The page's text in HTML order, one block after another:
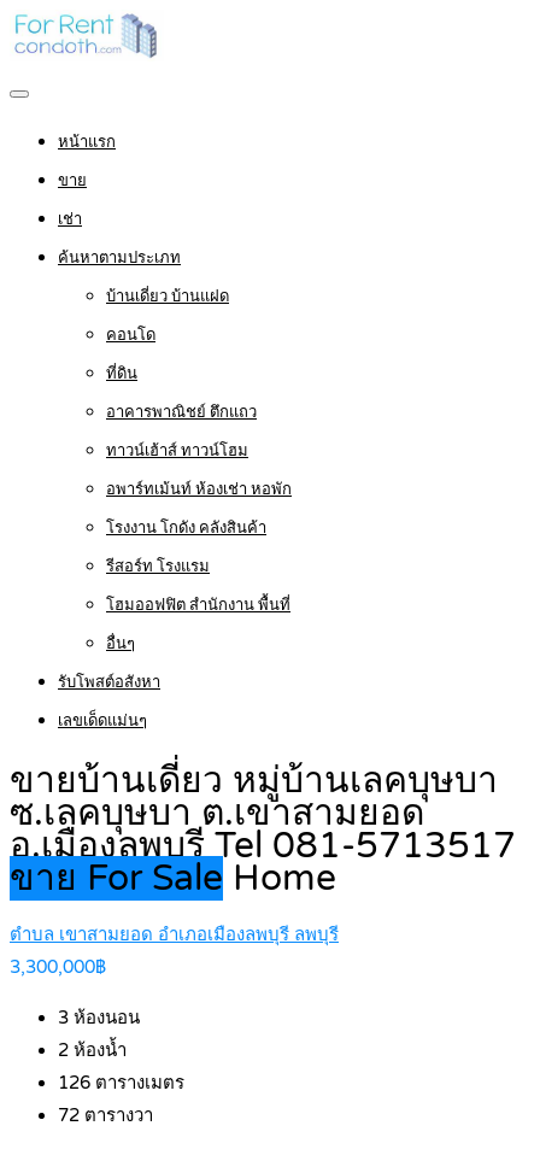
หน้าแรก
ขาย
เช่า
ค้นหาตามประเภท
บ้านเดี่ยว บ้านแฝด
คอนโด
ที่ดิน
อาคารพาณิชย์ ตึกแถว
ทาวน์เฮ้าส์ ทาวน์โฮม
อพาร์ทเม้นท์ ห้องเช่า หอพัก
โรงงาน โกดัง คลังสินค้า
รีสอร์ท โรงแรม
โฮมออฟฟิต สำนักงาน พื้นที่
อื่นๆ
รับโพสต์อสังหา
เลขเด็ดแม่นๆ
ขายบ้านเดี่ยว หมู่บ้านเลคบุษบา
ซ.เลคบุษบา ต.เขาสามยอด
อ.เมืองลพบุรี Tel 081-5713517
ขาย For Sale Home
ตำบล เขาสามยอด อำเภอเมืองลพบุรี ลพบุรี
3,300,000฿
3 ห้องนอน
2 ห้องน้ำ
126 ตารางเมตร
72 ตารางวา